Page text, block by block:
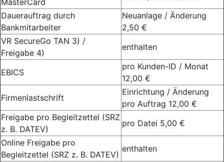
Dauerauftrag durch
Bankmitarbeiter
Neuanlage / Änderung
2,50 €
VR SecureGo TAN 3) /
Freigabe 4)
enthalten
EBICS
pro Kunden-ID / Monat
12,00 €
Firmenlastschrift
Einrichtung / Änderung
pro Auftrag 12,00 €
Freigabe pro Begleitzettel (SRZ
z. B. DATEV)
pro Datei 5,00 €
Online Freigabe pro
Begleitzettel (SRZ z. B. DATEV)
enthalten